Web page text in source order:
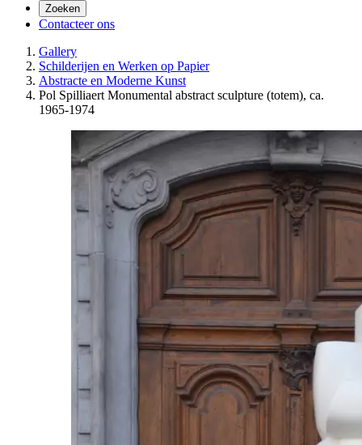
Zoeken
Contacteer ons
Gallery
Schilderijen en Werken op Papier
Abstracte en Moderne Kunst
Pol Spilliaert Monumental abstract sculpture (totem), ca.
1965-1974